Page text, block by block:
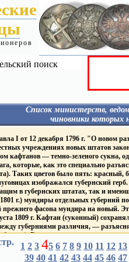
поиск
Список министерств,
чиновники которых
Гражданские 1827-
Гражданские 1857-
Гражданские 1917
Гражданские -
Гражданские -
Финляндское
ИМПЕРАТОРСКИЙ
Дворцовые
Придворн. Ведом.
Академия Художеств
Публ. Библиотека и
музеум
Капитул
Mин. и вед. имевшие
на пуговицах Столп
I от 12 декабря 1796 г. "О новом
учреждениях новых штатов
кафтанов — темно-зеленого сукна,
которые, как это специально
Таких цветов было пять: красный,
изображался губернский
в губернских штатах, так и
г.) мундиры отдельных губерний
прежнего фасона мундира на новый.
1809 г. Кафтан (суконный)
губерниями различия, —
В зависимости от цвета
черный, темно-синий,
мундиры для генерал-
1 2 3 45 6 7 8 9 10 11 12 13
39 40 41 42 43 44 45 46 47